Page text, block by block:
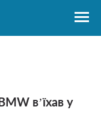
вʼїхав у